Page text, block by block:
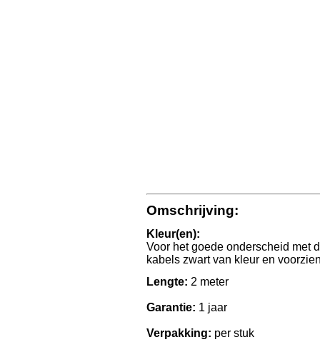
Omschrijving:
Kleur(en):
Voor het goede onderscheid met
kabels zwart van kleur en
Lengte: 2 meter
Garantie: 1 jaar
Verpakking: per stuk